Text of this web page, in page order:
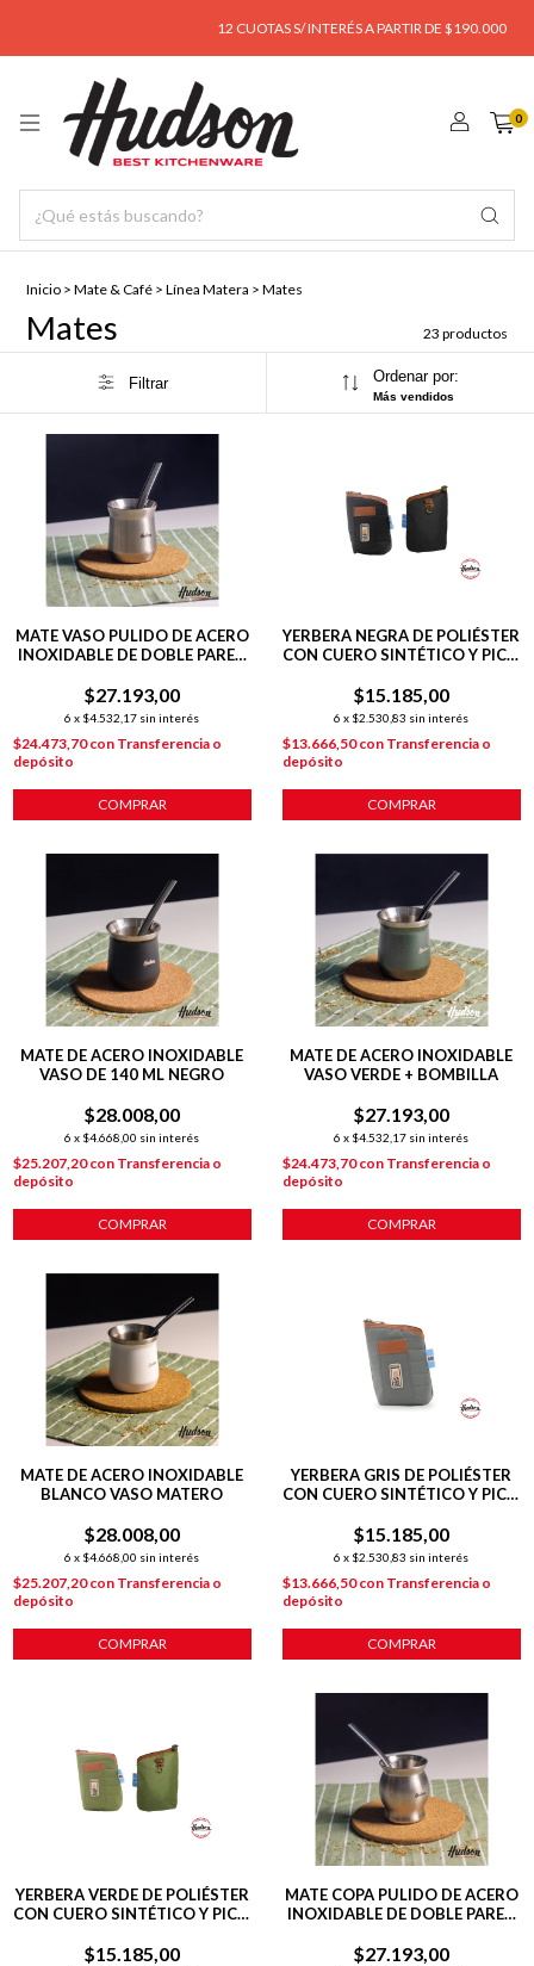
12 CUOTAS S/ INTERÉS A PARTIR DE $190.000
0
Inicio > Mate & Café > Línea Matera > Mates
Mates 23 productos
Filtrar Ordenar por:
Más vendidos
MATE VASO PULIDO DE ACERO
INOXIDABLE DE DOBLE PARED
$27.193,00
6 x $4.532,17 sin interés
$24.473,70con Transferencia o
depósito
COMPRAR
YERBERA NEGRA DE POLIÉSTER
CON CUERO SINTÉTICO Y PICO
$15.185,00
6 x $2.530,83 sin interés
$13.666,50con Transferencia o
depósito
COMPRAR
MATE DE ACERO INOXIDABLE
VASO DE 140 ML NEGRO
$28.008,00
6 x $4.668,00 sin interés
$25.207,20con Transferencia o
depósito
COMPRAR
MATE DE ACERO INOXIDABLE
VASO VERDE + BOMBILLA
$27.193,00
6 x $4.532,17 sin interés
$24.473,70con Transferencia o
depósito
MATE DE ACERO INOXIDABLE
BLANCO VASO MATERO
$28.008,00
6 x $4.668,00 sin interés
$25.207,20con Transferencia o
depósito
YERBERA GRIS DE POLIÉSTER
CON CUERO SINTÉTICO Y PICO
$15.185,00
6 x $2.530,83 sin interés
$13.666,50con Transferencia o
depósito
COMPRAR
YERBERA VERDE DE POLIÉSTER
CON CUERO SINTÉTICO Y PICO
$15.185,00
MATE COPA PULIDO DE ACERO
INOXIDABLE DE DOBLE PARED
$27.193,00